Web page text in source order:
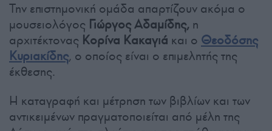
Την επιστημονική ομάδα απαρτίζουν ακόμα ο
μουσειολόγος Γιώργος Αδαμίδης, η
αρχιτέκτονας Κορίνα Κακαγιά και ο Θεοδόσης
Κυριακίδης, ο οποίος είναι ο επιμελητής της
έκθεσης.
Η καταγραφή και μέτρηση των βιβλίων και των
αντικειμένων πραγματοποιείται από μέλη της